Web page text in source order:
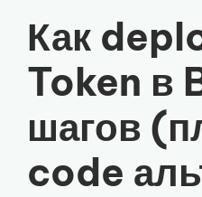
Как
Token в
шагов
code